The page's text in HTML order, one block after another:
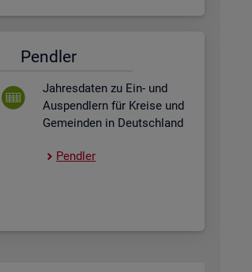
Pend­ler
Jah­res­da­ten zu Ein- und
Aus­pend­lern für Krei­se und
Ge­mein­den in Deutsch­land
Pend­ler